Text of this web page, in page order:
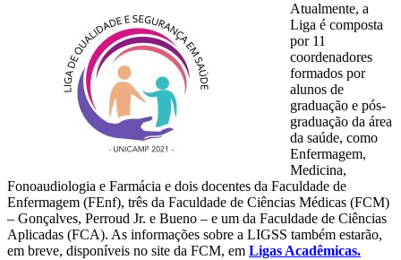
Atualmente, a
Liga é composta
por 11
coordenadores
formados por
alunos de
graduação e pós-
graduação da área
da saúde, como
Enfermagem,
Medicina,
Fonoaudiologia e Farmácia e dois docentes da Faculdade de
Enfermagem (FEnf), três da Faculdade de Ciências Médicas (FCM)
– Gonçalves, Perroud Jr. e Bueno – e um da Faculdade de Ciências
Aplicadas (FCA). As informações sobre a LIGSS também estarão,
em breve, disponíveis no site da FCM, em Ligas Acadêmicas.